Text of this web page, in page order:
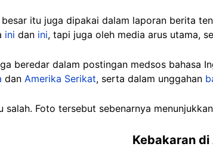
itu juga dipakai dalam laporan berita
ini dan ini, tapi juga oleh media arus utama,
beredar dalam postingan medsos bahasa
dan Amerika Serikat, serta dalam unggahan
salah. Foto tersebut sebenarnya
Kebakaran